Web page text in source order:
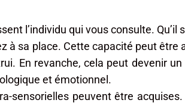
l’individu qui vous consulte. Qu’il
à sa place. Cette capacité peut être
En revanche, cela peut devenir
et émotionnel.
sensorielles peuvent être